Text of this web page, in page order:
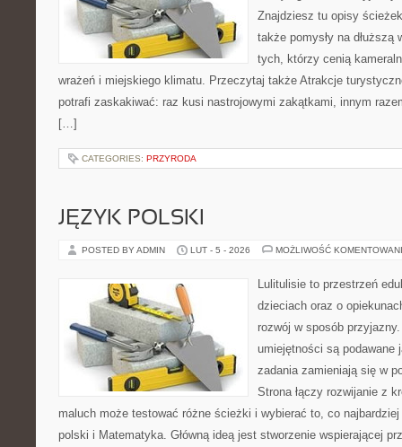
Znajdziesz tu opisy
także pomysły na dłuższą
tych, którzy cenią
wrażeń i miejskiego klimatu. Przeczytaj także Atrakcje
potrafi zaskakiwać: raz kusi nastrojowymi zakątkami, innym
[…]
CATEGORIES: PRZYRODA
JĘZYK POLSKI
POSTED BY ADMIN LUT - 5 - 2026 MOŻLIWOŚĆ
Lulitulisie to przestrzeń
dzieciach oraz o
rozwój w sposób
umiejętności są podawane
zadania zamieniają się w
Strona łączy rozwijanie z
maluch może testować różne ścieżki i wybierać to, co
polski i Matematyka. Główną ideą jest stworzenie wspierającej